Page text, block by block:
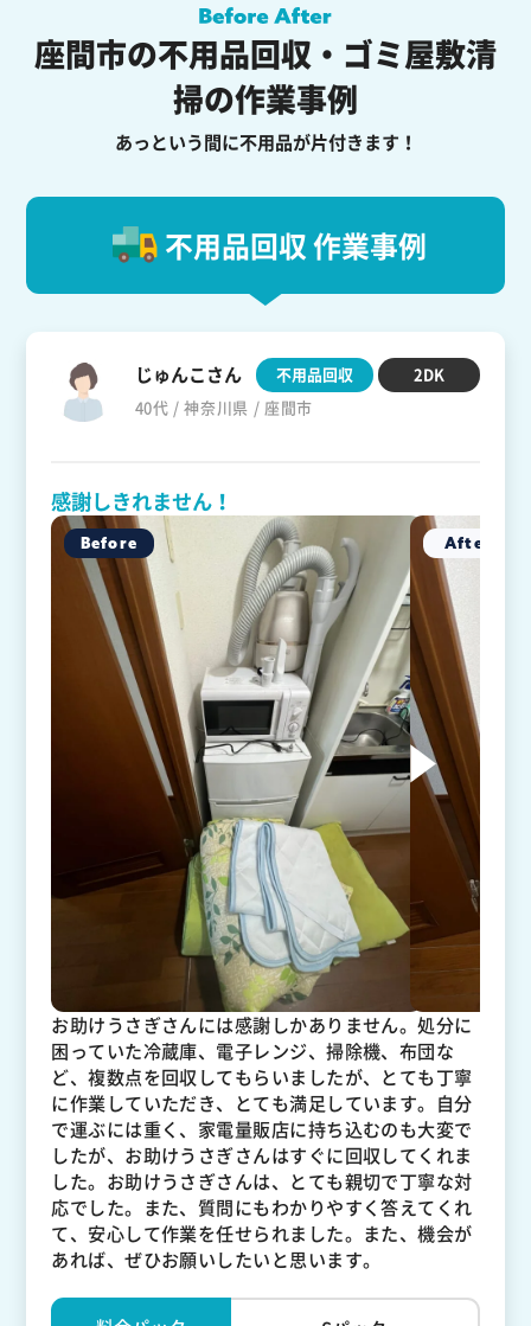
座間市の不用品回収・ゴミ屋敷清
掃の作業事例
あっという間に不用品が片付きます！
不用品回収 作業事例
じゅんこさん
40代 / 神奈川県 / 座間市
不用品回収 2DK
感謝しきれません！
お助けうさぎさんには感謝しかありません。処分に
困っていた冷蔵庫、電子レンジ、掃除機、布団な
ど、複数点を回収してもらいましたが、とても丁寧
に作業していただき、とても満足しています。自分
で運ぶには重く、家電量販店に持ち込むのも大変で
したが、お助けうさぎさんはすぐに回収してくれま
した。お助けうさぎさんは、とても親切で丁寧な対
応でした。また、質問にもわかりやすく答えてくれ
て、安心して作業を任せられました。また、機会が
あれば、ぜひお願いしたいと思います。